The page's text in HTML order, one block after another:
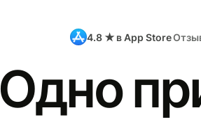
4.8 ★ в App Store
Одно